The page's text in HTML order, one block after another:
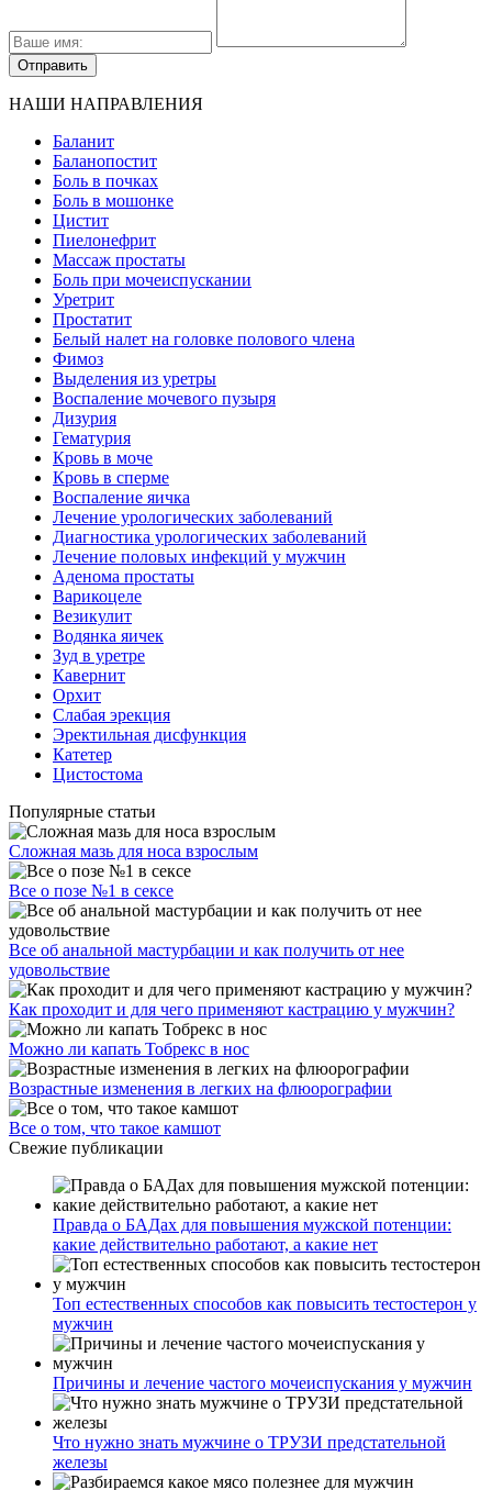
НАШИ НАПРАВЛЕНИЯ
Баланит
Баланопостит
Боль в почках
Боль в мошонке
Цистит
Пиелонефрит
Массаж простаты
Боль при мочеиспускании
Уретрит
Простатит
Белый налет на головке полового члена
Фимоз
Выделения из уретры
Воспаление мочевого пузыря
Дизурия
Гематурия
Кровь в моче
Кровь в сперме
Воспаление яичка
Лечение урологических заболеваний
Диагностика урологических заболеваний
Лечение половых инфекций у мужчин
Аденома простаты
Варикоцеле
Везикулит
Водянка яичек
Зуд в уретре
Кавернит
Орхит
Слабая эрекция
Эректильная дисфункция
Катетер
Цистостома
Популярные статьи
Сложная мазь для носа взрослым
Все о позе №1 в сексе
Все об анальной мастурбации и как получить от нее
удовольствие
Как проходит и для чего применяют кастрацию у мужчин?
Можно ли капать Тобрекс в нос
Возрастные изменения в легких на флюорографии
Все о том, что такое камшот
Свежие публикации
Правда о БАДах для повышения мужской потенции:
какие действительно работают, а какие нет
Топ естественных способов как повысить тестостерон у
мужчин
Причины и лечение частого мочеиспускания у мужчин
Что нужно знать мужчине о ТРУЗИ предстательной
железы